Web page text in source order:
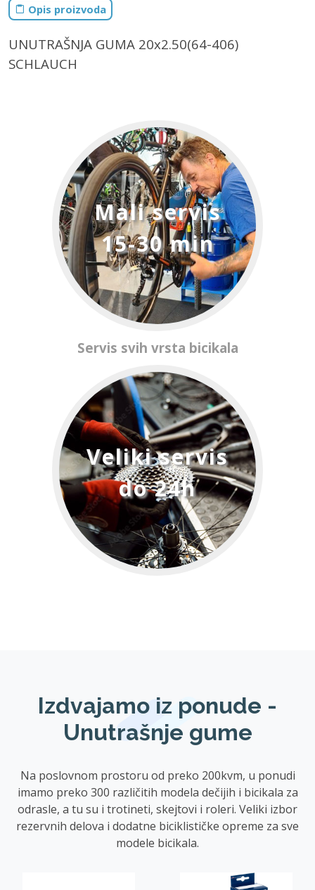
Opis proizvoda
UNUTRAŠNJA GUMA 20x2.50(64-406)
SCHLAUCH
Mali servis
15-30 min
Servis svih vrsta bicikala
Veliki servis
do 24h
Izdvajamo iz ponude -
Unutrašnje gume
Na poslovnom prostoru od preko 200kvm, u ponudi
imamo preko 300 različitih modela dečijih i bicikala za
odrasle, a tu su i trotineti, skejtovi i roleri. Veliki izbor
rezervnih delova i dodatne biciklističke opreme za sve
modele bicikala.